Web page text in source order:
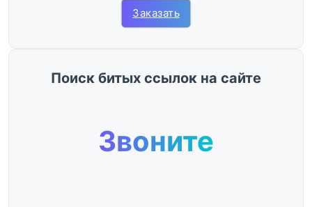
Заказать
Поиск битых ссылок на сайте
Звоните